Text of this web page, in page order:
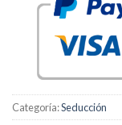
Categoría:Seducción